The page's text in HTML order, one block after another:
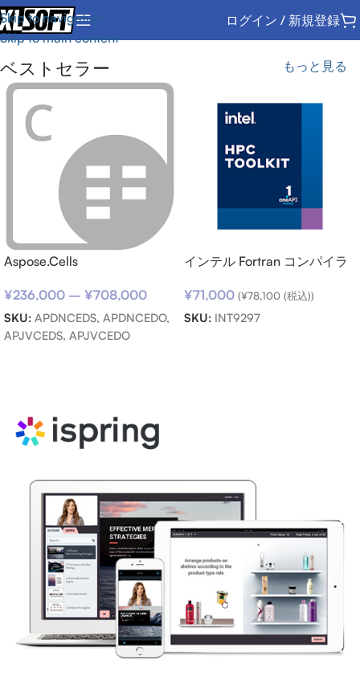
Skip to navigation
Skip to main content
ログイン / 新規登録
ベストセラー もっと見る
Aspose.Cells
¥236,000 – ¥708,000
SKU: APDNCEDS, APDNCEDO,
APJVCEDS, APJVCEDO
インテル Fortran コンパイラ
(期限内更新用)
¥71,000 (¥78,100 (税込))
SKU: INT9297